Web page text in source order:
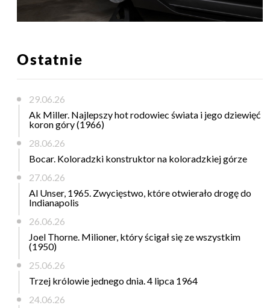
Ostatnie
29.06.26
Ak Miller. Najlepszy hot rodowiec świata i jego dziewięć
koron góry (1966)
28.06.26
Bocar. Koloradzki konstruktor na koloradzkiej górze
27.06.26
Al Unser, 1965. Zwycięstwo, które otwierało drogę do
Indianapolis
26.06.26
Joel Thorne. Milioner, który ścigał się ze wszystkim
(1950)
25.06.26
Trzej królowie jednego dnia. 4 lipca 1964
24.06.26